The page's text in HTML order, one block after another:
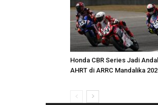
Honda CBR Series Jadi
AHRT di ARRC Mandalika